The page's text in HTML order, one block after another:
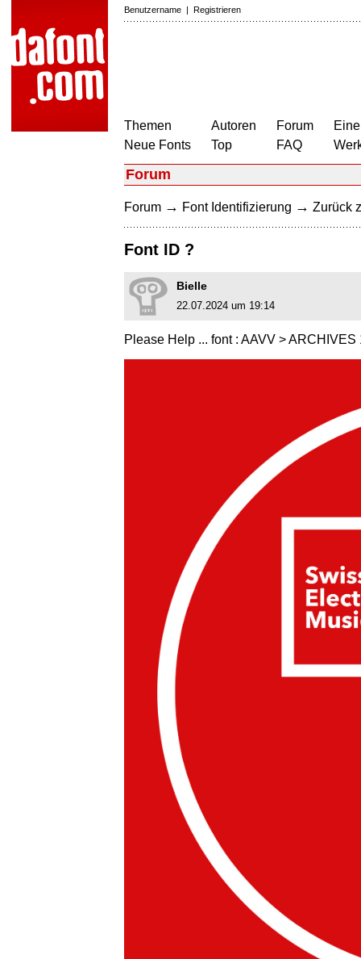
Benutzername | Registrieren
Themen
Neue Fonts
Autoren
Top
Forum
FAQ
Forum
Forum → Font Identifizierung → Zurück
Font ID ?
Bielle
22.07.2024 um 19:14
Please Help ... font : AAVV > ARCHIVES